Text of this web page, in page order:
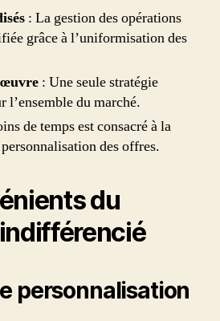
: La gestion des opérations
grâce à l’uniformisation des
œuvre : Une seule stratégie
du marché.
de temps est consacré à la
des offres.
du
personnalisation